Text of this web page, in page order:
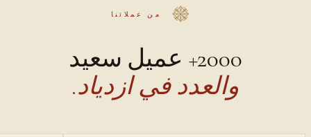
من عملائنا
2000+ عميل سعيد
والعدد في ازدياد.